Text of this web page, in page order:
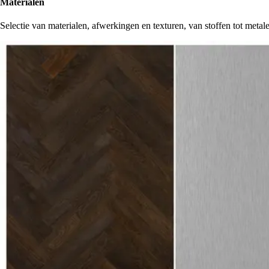
Materialen
Selectie van materialen, afwerkingen en texturen, van stoffen tot